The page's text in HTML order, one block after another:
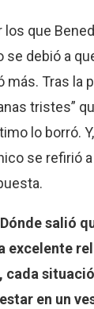
los que
debió a
más. Tras la
tristes”
lo borró.
se refirió
salió
excelente
cada
en un